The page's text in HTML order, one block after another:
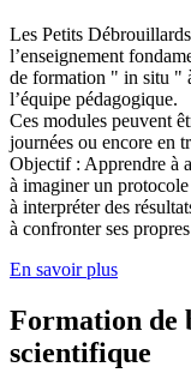
Les Petits
l’enseignement
de formation " in situ "
l’équipe pédagogique.
Ces modules peuvent
journées ou encore en
Objectif : Apprendre à
à imaginer un
à interpréter des
à confronter ses
En savoir plus
Formation de
scientifique